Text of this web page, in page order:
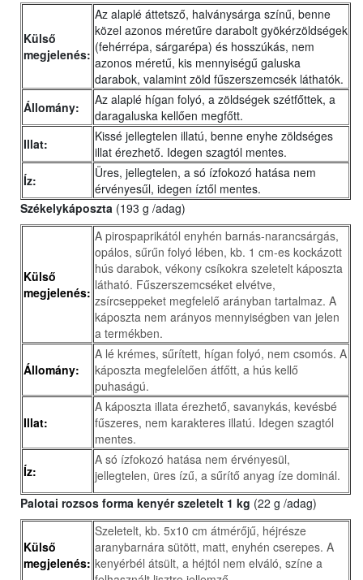
Külső
megjelenés:
Az alaplé áttetsző, halványsárga színű, benne
közel azonos méretűre darabolt gyökérzöldségek
(fehérrépa, sárgarépa) és hosszúkás, nem
azonos méretű, kis mennyiségű galuska
darabok, valamint zöld fűszerszemcsék láthatók.
Állomány:
Az alaplé hígan folyó, a zöldségek szétfőttek, a
daragaluska kellően megfőtt.
Illat:
Kissé jellegtelen illatú, benne enyhe zöldséges
illat érezhető. Idegen szagtól mentes.
Íz:
Üres, jellegtelen, a só ízfokozó hatása nem
érvényesűl, idegen íztől mentes.
Székelykáposzta (193 g /adag)
Külső
megjelenés:
A pirospaprikától enyhén barnás-narancsárgás,
opálos, sűrűn folyó lében, kb. 1 cm-es kockázott
hús darabok, vékony csíkokra szeletelt káposzta
látható. Fűszerszemcséket elvétve,
zsírcseppeket megfelelő arányban tartalmaz. A
káposzta nem arányos mennyiségben van jelen
a termékben.
Állomány:
A lé krémes, sűrített, hígan folyó, nem csomós. A
káposzta megfelelően átfőtt, a hús kellő
puhaságú.
Illat:
A káposzta illata érezhető, savanykás, kevésbé
fűszeres, nem karakteres illatú. Idegen szagtól
mentes.
Íz:
A só ízfokozó hatása nem érvényesül,
jellegtelen, üres ízű, a sűrítő anyag íze dominál.
Palotai rozsos forma kenyér szeletelt 1 kg (22 g /adag)
Külső
megjelenés:
Szeletelt, kb. 5x10 cm átmérőjű, héjrésze
aranybarnára sütött, matt, enyhén cserepes. A
kenyérbél átsült, a héjtól nem elváló, színe a